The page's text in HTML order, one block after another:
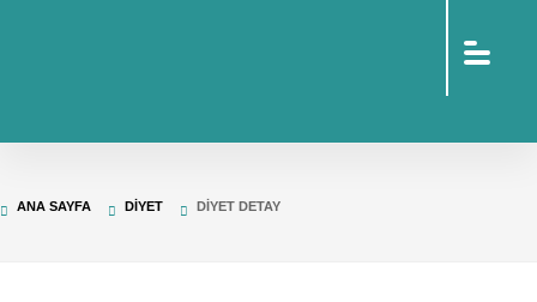
ANA SAYFA DIYET DIYET DETAY
sohbet
elektronik